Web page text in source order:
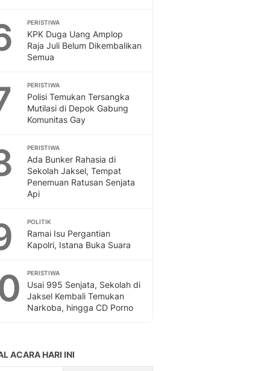
PERISTIWA
KPK Duga Uang Amplop
Raja Juli Belum Dikembalikan
Semua
PERISTIWA
Polisi Temukan Tersangka
Mutilasi di Depok Gabung
Komunitas Gay
PERISTIWA
Ada Bunker Rahasia di
Sekolah Jaksel, Tempat
Penemuan Ratusan Senjata
Api
POLITIK
Ramai Isu Pergantian
Kapolri, Istana Buka Suara
PERISTIWA
Usai 995 Senjata, Sekolah di
Jaksel Kembali Temukan
Narkoba, hingga CD Porno